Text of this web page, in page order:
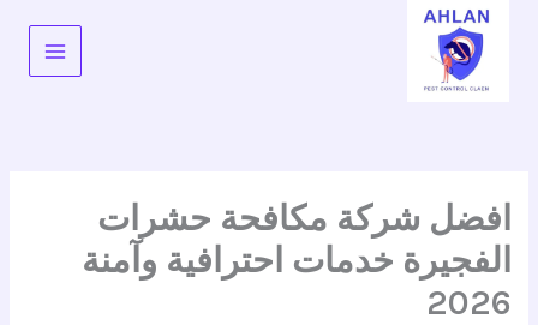
المحتوى
افضل شركة مكافحة حشرات
الفجيرة خدمات احترافية وآمنة
2026